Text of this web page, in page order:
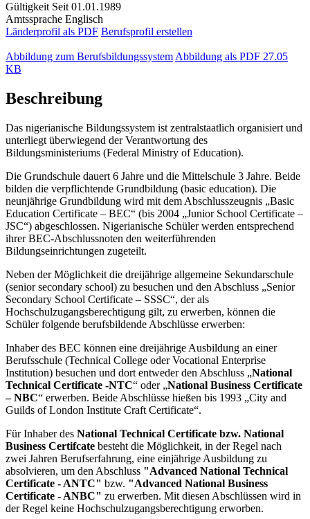
Gültigkeit Seit 01.01.1989
Amtssprache Englisch
Länderprofil als PDF Berufsprofil erstellen
Abbildung zum Berufsbildungssystem Abbildung als PDF 27.05
KB
Beschreibung
Das nigerianische Bildungssystem ist zentralstaatlich organisiert und
unterliegt überwiegend der Verantwortung des
Bildungsministeriums (Federal Ministry of Education).
Die Grundschule dauert 6 Jahre und die Mittelschule 3 Jahre. Beide
bilden die verpflichtende Grundbildung (basic education). Die
neunjährige Grundbildung wird mit dem Abschlusszeugnis „Basic
Education Certificate – BEC“ (bis 2004 „Junior School Certificate –
JSC“) abgeschlossen. Nigerianische Schüler werden entsprechend
ihrer BEC-Abschlussnoten den weiterführenden
Bildungseinrichtungen zugeteilt.
Neben der Möglichkeit die dreijährige allgemeine Sekundarschule
(senior secondary school) zu besuchen und den Abschluss „Senior
Secondary School Certificate – SSSC“, der als
Hochschulzugangsberechtigung gilt, zu erwerben, können die
Schüler folgende berufsbildende Abschlüsse erwerben:
Inhaber des BEC können eine dreijährige Ausbildung an einer
Berufsschule (Technical College oder Vocational Enterprise
Institution) besuchen und dort entweder den Abschluss „National
Technical Certificate -NTC“ oder „National Business Certificate
– NBC“ erwerben. Beide Abschlüsse hießen bis 1993 „City and
Guilds of London Institute Craft Certificate“.
Für Inhaber des National Technical Certificate bzw. National
Business Certifcate besteht die Möglichkeit, in der Regel nach
zwei Jahren Berufserfahrung, eine einjährige Ausbildung zu
absolvieren, um den Abschluss "Advanced National Technical
Certificate - ANTC" bzw. "Advanced National Business
Certificate - ANBC" zu erwerben. Mit diesen Abschlüssen wird in
der Regel keine Hochschulzugangsberechtigung erworben.